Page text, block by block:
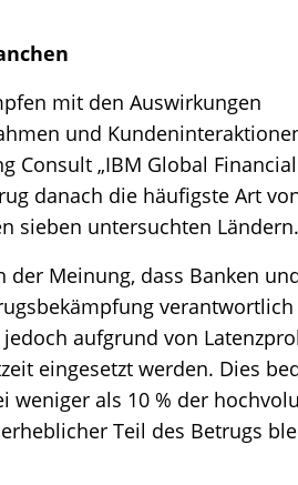
mit den Auswirkungen
und
Consult „IBM Global
danach die häufigste Art
sieben untersuchten Ländern.
Meinung, dass Banken
verantwortlich
aufgrund von
eingesetzt werden. Dies
weniger als 10 % der
Teil des Betrugs